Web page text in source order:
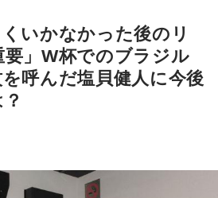
なる本イベントは、参加者が自分自
ナーで展開。「自分への表彰状を送
きな成功でなくても「自分、本当
るこれまでの出来事を、“自分への
から募集・紹介。自身の記憶を改め
をじっくりと見つめ直す時間とな
いかなかった後のリ
」W杯でのブラジル
呼んだ塩貝健人に今後